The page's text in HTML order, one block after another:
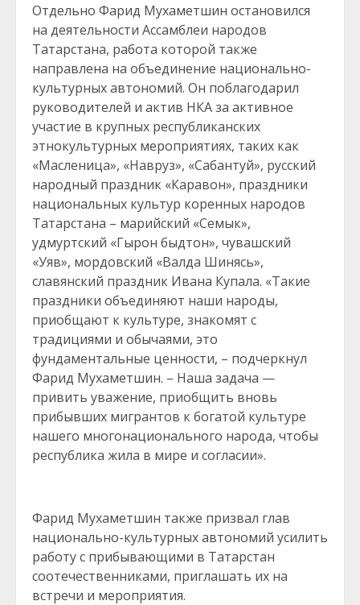
Отдельно Фарид Мухаметшин остановился
на деятельности Ассамблеи народов
Татарстана, работа которой также
направлена на объединение национально-
культурных автономий. Он поблагодарил
руководителей и актив НКА за активное
участие в крупных республиканских
этнокультурных мероприятиях, таких как
«Масленица», «Навруз», «Сабантуй», русский
народный праздник «Каравон», праздники
национальных культур коренных народов
Татарстана – марийский «Семык»,
удмуртский «Гырон быдтон», чувашский
«Уяв», мордовский «Валда Шинясь»,
славянский праздник Ивана Купала. «Такие
праздники объединяют наши народы,
приобщают к культуре, знакомят с
традициями и обычаями, это
фундаментальные ценности, – подчеркнул
Фарид Мухаметшин. – Наша задача —
привить уважение, приобщить вновь
прибывших мигрантов к богатой культуре
нашего многонационального народа, чтобы
республика жила в мире и согласии».
Фарид Мухаметшин также призвал глав
национально-культурных автономий усилить
работу с прибывающими в Татарстан
соотечественниками, приглашать их на
встречи и мероприятия.